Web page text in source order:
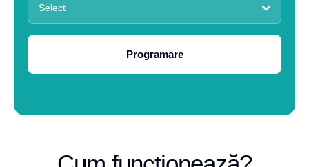
Select
Programare